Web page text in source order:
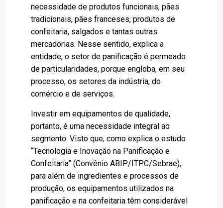
necessidade de produtos funcionais, pães
tradicionais, pães franceses, produtos de
confeitaria, salgados e tantas outras
mercadorias. Nesse sentido, explica a
entidade, o setor de panificação é permeado
de particularidades, porque engloba, em seu
processo, os setores da indústria, do
comércio e de serviços.
Investir em equipamentos de qualidade,
portanto, é uma necessidade integral ao
segmento. Visto que, como explica o estudo
“Tecnologia e Inovação na Panificação e
Confeitaria” (Convênio ABIP/ITPC/Sebrae),
para além de ingredientes e processos de
produção, os equipamentos utilizados na
panificação e na confeitaria têm considerável